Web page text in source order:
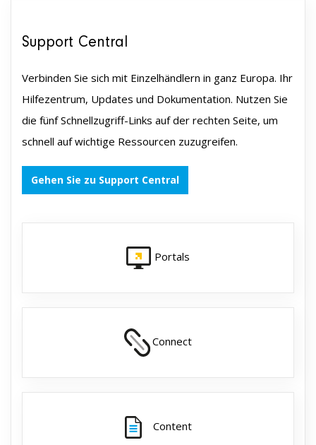
Support Central
Verbinden Sie sich mit Einzelhändlern in ganz Europa. Ihr
Hilfezentrum, Updates und Dokumentation. Nutzen Sie
die fünf Schnellzugriff-Links auf der rechten Seite, um
schnell auf wichtige Ressourcen zuzugreifen.
Gehen Sie zu Support Central
Portals
Connect
Content